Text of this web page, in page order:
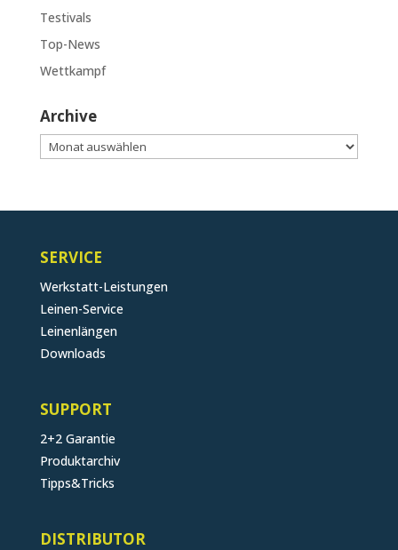
Testivals
Top-News
Wettkampf
Archive
Archive
SERVICE
Werkstatt-Leistungen
Leinen-Service
Leinenlängen
Downloads
SUPPORT
2+2 Garantie
Produktarchiv
Tipps&Tricks
DISTRIBUTOR